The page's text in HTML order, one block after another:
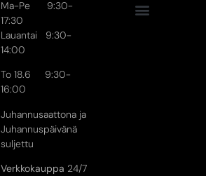
Ma-Pe 9:30-
17:30
Lauantai 9:30-
14:00
To 18.6 9:30-
16:00
Juhannusaattona ja
Juhannuspäivänä
suljettu
Verkkokauppa 24/7